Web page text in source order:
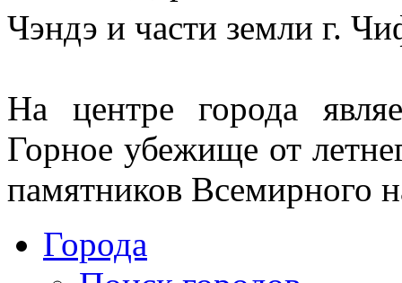
Чэндэ и части земли г.
На центре города
Горное убежище от
памятников
Города